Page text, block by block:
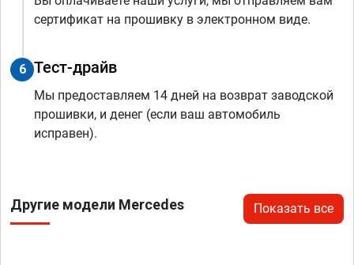
сертификат на прошивку в электронном виде.
6 Тест-драйв
Мы предоставляем 14 дней на возврат заводской
прошивки, и денег (если ваш автомобиль
исправен).
Другие модели Mercedes Показать все